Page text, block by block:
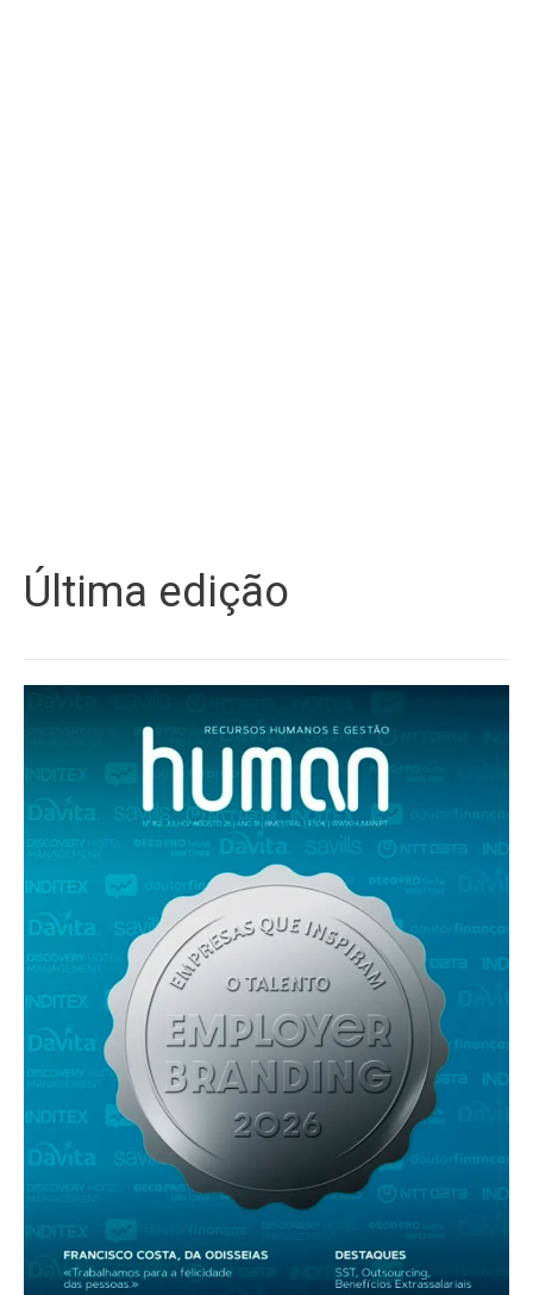
Última edição